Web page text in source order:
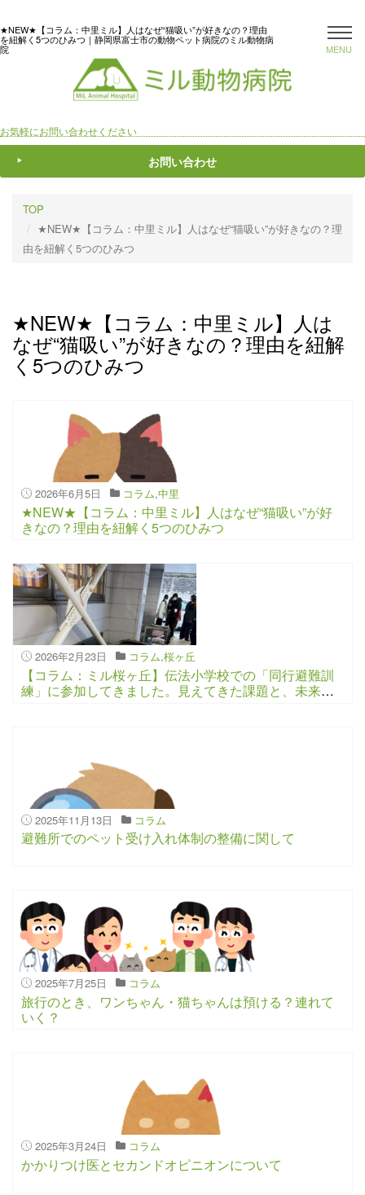
MENU
★NEW★【コラム：中里ミル】人はなぜ“猫吸い”が好きなの？理由
を紐解く5つのひみつ｜静岡県富士市の動物ペット病院のミル動物病
院
お気軽にお問い合わせください
お問い合わせ
TOP
★NEW★【コラム：中里ミル】人はなぜ“猫吸い”が好きなの？理
由を紐解く5つのひみつ
★NEW★【コラム：中里ミル】人は
なぜ“猫吸い”が好きなの？理由を紐解
く5つのひみつ
2026年6月5日 コラム,中里
★NEW★【コラム：中里ミル】人はなぜ“猫吸い”が好
きなの？理由を紐解く5つのひみつ
2026年2月23日 コラム,桜ヶ丘
【コラム：ミル桜ヶ丘】伝法小学校での「同行避難訓
練」に参加してきました。見えてきた課題と、未来へ
2025年11月13日 コラム
避難所でのペット受け入れ体制の整備に関して
2025年7月25日 コラム
旅行のとき、ワンちゃん・猫ちゃんは預ける？連れて
いく？
2025年3月24日 コラム
かかりつけ医とセカンドオピニオンについて